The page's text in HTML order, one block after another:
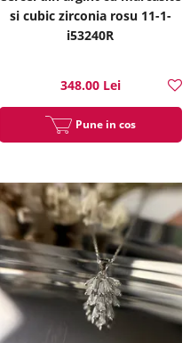
si cubic zirconia rosu 11-1-
i53240R
348.00 Lei
Pune in cos